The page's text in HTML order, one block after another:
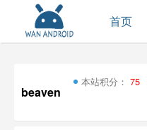
首页
beaven
本站积分： 75